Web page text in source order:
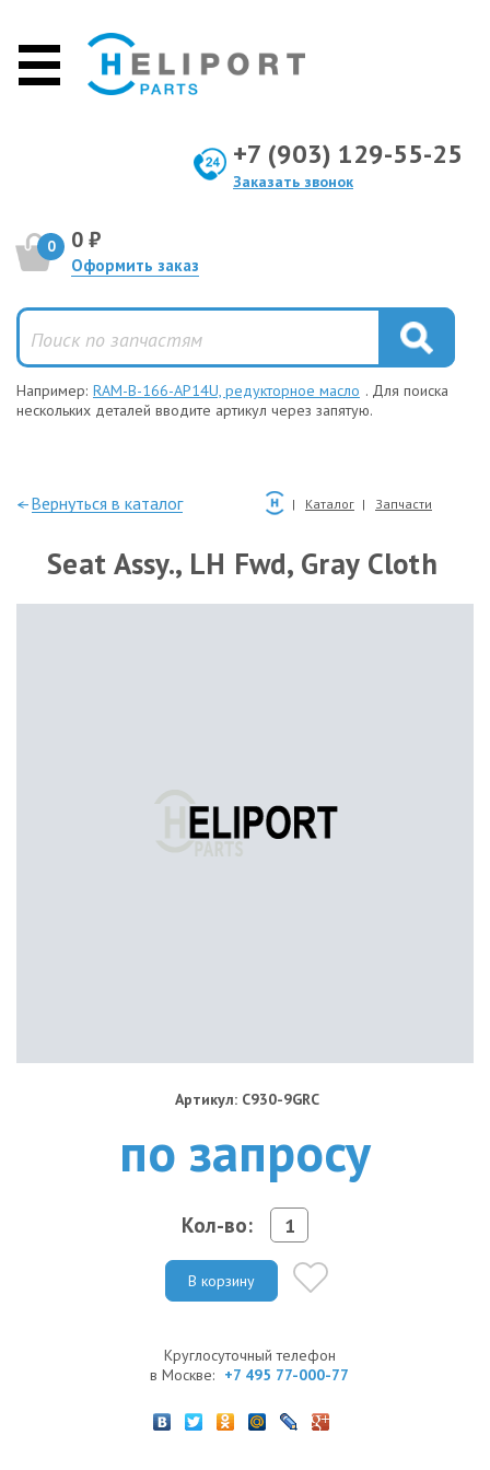
+7 (903) 129-55-25
Заказать звонок
0 0 ₽
Оформить заказ
Например: RAM-B-166-AP14U, редукторное масло . Для поиска
нескольких деталей вводите артикул через запятую.
—Вернуться в каталог Каталог Запчасти
Seat Assy., LH Fwd, Gray Cloth
Артикул: C930-9GRC
по запросу
Кол-во:
В корзину
Круглосуточный телефон
в Москве: +7 495 77-000-77